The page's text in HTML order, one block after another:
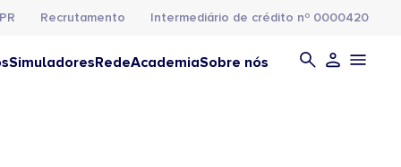
Recrutamento Intermediário de crédito nº 0000420
SimuladoresRedeAcademiaSobre nós